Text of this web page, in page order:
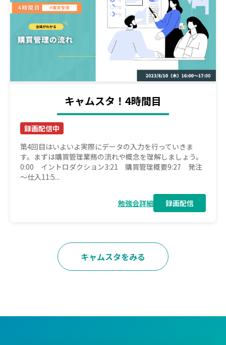
キャムスタ！4時間目
録画配信中
第4回目はいよいよ実際にデータの入力を行っていきま
す。まずは購買管理業務の流れや概念を理解しましょう。
0:00 イントロダクション3:21 購買管理概要9:27 発注
～仕入11:5...
勉強会詳細 録画配信
キャムスタをみる